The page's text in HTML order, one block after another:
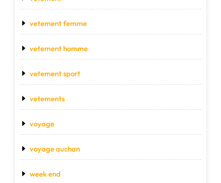
vetement femme
vetement homme
vetement sport
vetements
voyage
voyage auchan
week end